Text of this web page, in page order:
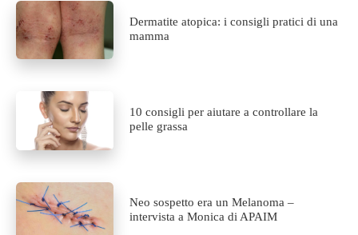
Dermatite atopica: i consigli pratici di una
mamma
10 consigli per aiutare a controllare la
pelle grassa
Neo sospetto era un Melanoma –
intervista a Monica di APAIM